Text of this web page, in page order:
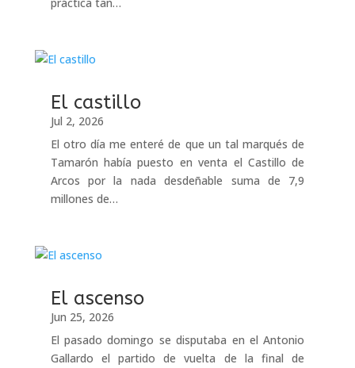
El castillo
Jul 2, 2026
El otro día me enteré de que un tal marqués de
Tamarón había puesto en venta el Castillo de
Arcos por la nada desdeñable suma de 7,9
millones de…
El ascenso
Jun 25, 2026
El pasado domingo se disputaba en el Antonio
Gallardo el partido de vuelta de la final de